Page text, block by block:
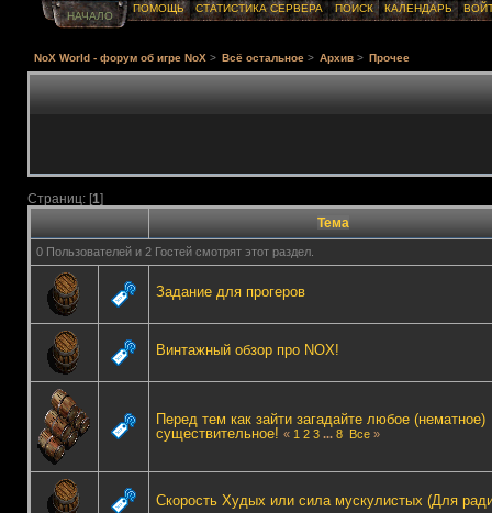
НАЧАЛО
ПОМОЩЬ СТАТИСТИКА СЕРВЕРА ПОИСК КАЛЕНДАРЬ
NoX World - форум об игре NoX > Всё остальное > Архив > Прочее
Страниц: [1]
Тема
0 Пользователей и 2 Гостей смотрят этот раздел.
Задание для прогеров
Винтажный обзор про NOX!
Перед тем как зайти загадайте любое (нематное)
существительное! « 1 2 3 ... 8 Все»
Скорость Худых или сила мускулистых (Для